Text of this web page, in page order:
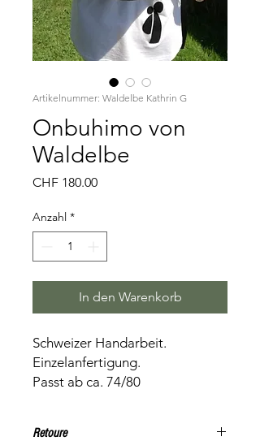
Artikelnummer: Waldelbe Kathrin G
Onbuhimo von
Waldelbe
CHF 180.00Preis
Anzahl *
In den Warenkorb
Schweizer Handarbeit.
Einzelanfertigung.
Passt ab ca. 74/80
Retoure